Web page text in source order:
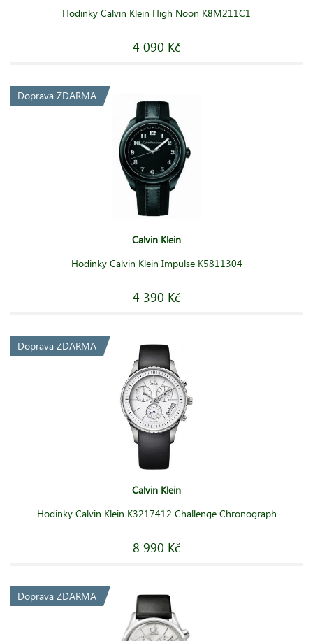
Hodinky Calvin Klein High Noon K8M211C1
4 090 Kč
Doprava ZDARMA
Calvin Klein
Hodinky Calvin Klein Impulse K5811304
4 390 Kč
Doprava ZDARMA
Calvin Klein
Hodinky Calvin Klein K3217412 Challenge Chronograph
8 990 Kč
Doprava ZDARMA